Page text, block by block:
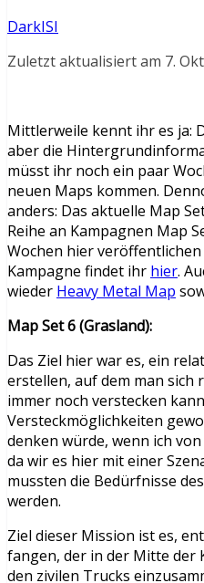
DarkISI
Zuletzt aktualisiert am 7.
Mittlerweile kennt ihr es ja:
aber die
müsst ihr noch ein paar
neuen Maps kommen.
anders: Das aktuelle Map
Reihe an Kampagnen Map
Wochen hier
Kampagne findet ihr hier.
wieder Heavy Metal Map
Map Set 6 (Grasland):
Das Ziel hier war es, ein
erstellen, auf dem man sich
immer noch verstecken
Versteckmöglichkeiten
denken würde, wenn ich
da wir es hier mit einer
mussten die Bedürfnisse
werden.
Ziel dieser Mission ist es,
fangen, der in der Mitte der
den zivilen Trucks